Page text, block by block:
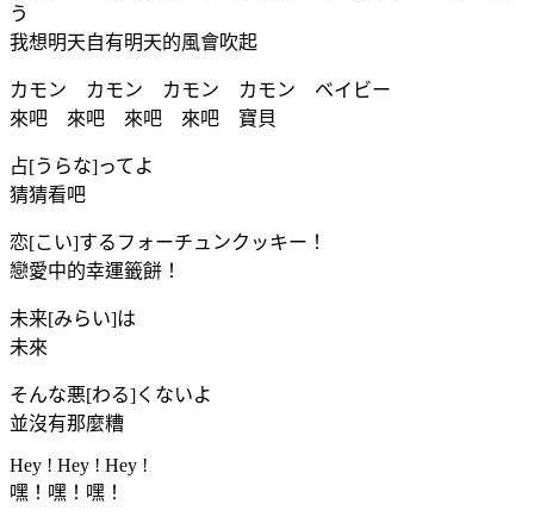
う
我想明天自有明天的風會吹起
カモン カモン カモン カモン ベイビー
來吧 來吧 來吧 來吧 寶貝
占[うらな]ってよ
猜猜看吧
恋[こい]するフォーチュンクッキー！
戀愛中的幸運籤餅！
未来[みらい]は
未來
そんな悪[わる]くないよ
並沒有那麼糟
Hey ! Hey ! Hey !
嘿！嘿！嘿！